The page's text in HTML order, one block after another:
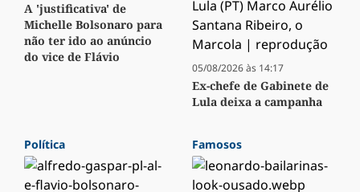
A 'justificativa' de
Michelle Bolsonaro para
não ter ido ao anúncio
do vice de Flávio
05/08/2026 às 14:17
Ex-chefe de Gabinete de
Lula deixa a campanha
Política Famosos